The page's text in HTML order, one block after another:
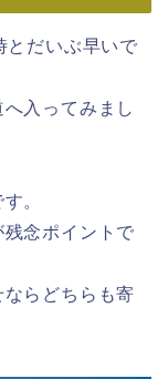
とだいぶ早いで
入ってみまし
。
念ポイントで
らどちらも寄